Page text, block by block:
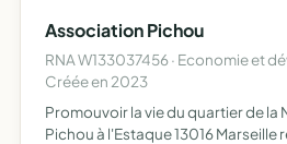
Association Pichou
RNA W133037456 · Economie et
Créée en 2023
Promouvoir la vie du quartier de la
Pichou à l'Estaque 13016